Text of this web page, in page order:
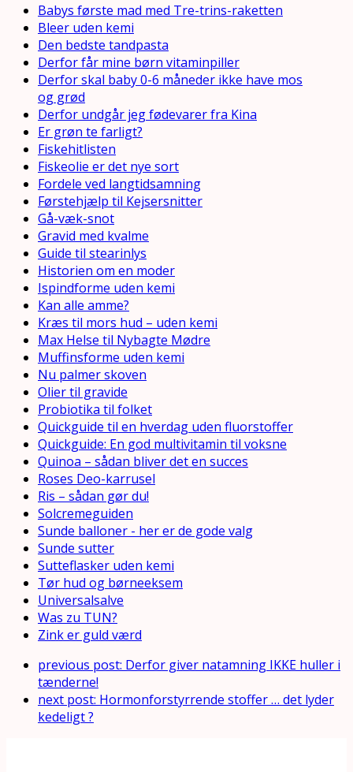
Babys første mad med Tre-trins-raketten
Bleer uden kemi
Den bedste tandpasta
Derfor får mine børn vitaminpiller
Derfor skal baby 0-6 måneder ikke have mos
og grød
Derfor undgår jeg fødevarer fra Kina
Er grøn te farligt?
Fiskehitlisten
Fiskeolie er det nye sort
Fordele ved langtidsamning
Førstehjælp til Kejsersnitter
Gå-væk-snot
Gravid med kvalme
Guide til stearinlys
Historien om en moder
Ispindforme uden kemi
Kan alle amme?
Kræs til mors hud – uden kemi
Max Helse til Nybagte Mødre
Muffinsforme uden kemi
Nu palmer skoven
Olier til gravide
Probiotika til folket
Quickguide til en hverdag uden fluorstoffer
Quickguide: En god multivitamin til voksne
Quinoa – sådan bliver det en succes
Roses Deo-karrusel
Ris – sådan gør du!
Solcremeguiden
Sunde balloner - her er de gode valg
Sunde sutter
Sutteflasker uden kemi
Tør hud og børneeksem
Universalsalve
Was zu TUN?
Zink er guld værd
previous post: Derfor giver natamning IKKE huller i
tænderne!
next post: Hormonforstyrrende stoffer … det lyder
kedeligt ?